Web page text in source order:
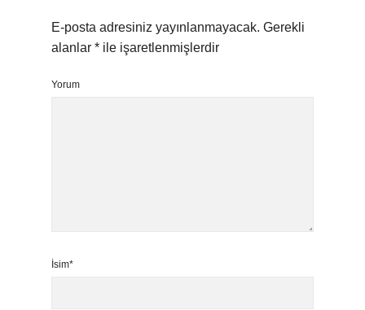
E-posta adresiniz yayınlanmayacak. Gerekli
alanlar * ile işaretlenmişlerdir
Yorum
İsim*